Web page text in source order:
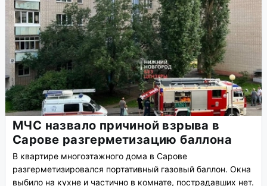
МЧС назвало причиной взрыва в
Сарове разгерметизацию баллона
В квартире многоэтажного дома в Сарове
разгерметизировался портативный газовый баллон. Окна
выбило на кухне и частично в комнате, пострадавших нет.